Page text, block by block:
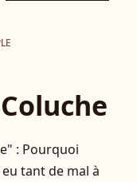
: Pourquoi
tant de mal à